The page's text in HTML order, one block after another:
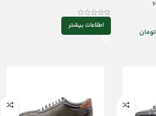
تومان
اطلاعات بیشتر